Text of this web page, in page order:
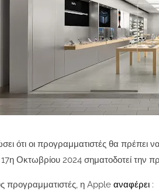
ότι οι προγραμματιστές θα
Οκτωβρίου 2024 σηματοδοτεί την
προγραμματιστές, η Apple αναφέρει :